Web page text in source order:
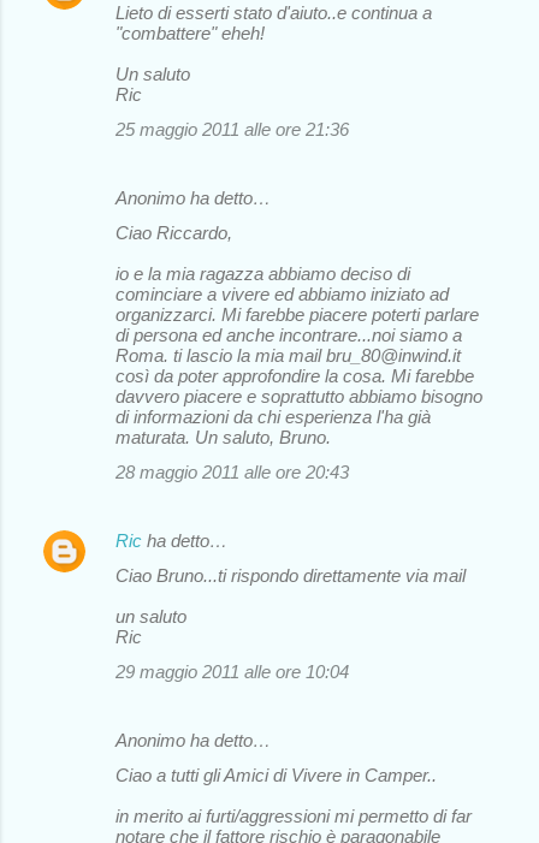
Lieto di esserti stato d'aiuto..e continua a
"combattere" eheh!
Un saluto
Ric
25 maggio 2011 alle ore 21:36
Anonimo ha detto…
Ciao Riccardo,
io e la mia ragazza abbiamo deciso di
cominciare a vivere ed abbiamo iniziato ad
organizzarci. Mi farebbe piacere poterti parlare
di persona ed anche incontrare...noi siamo a
Roma. ti lascio la mia mail bru_80@inwind.it
così da poter approfondire la cosa. Mi farebbe
davvero piacere e soprattutto abbiamo bisogno
di informazioni da chi esperienza l'ha già
maturata. Un saluto, Bruno.
28 maggio 2011 alle ore 20:43
Ric ha detto…
Ciao Bruno...ti rispondo direttamente via mail
un saluto
Ric
29 maggio 2011 alle ore 10:04
Anonimo ha detto…
Ciao a tutti gli Amici di Vivere in Camper..
in merito ai furti/aggressioni mi permetto di far
notare che il fattore rischio è paragonabile